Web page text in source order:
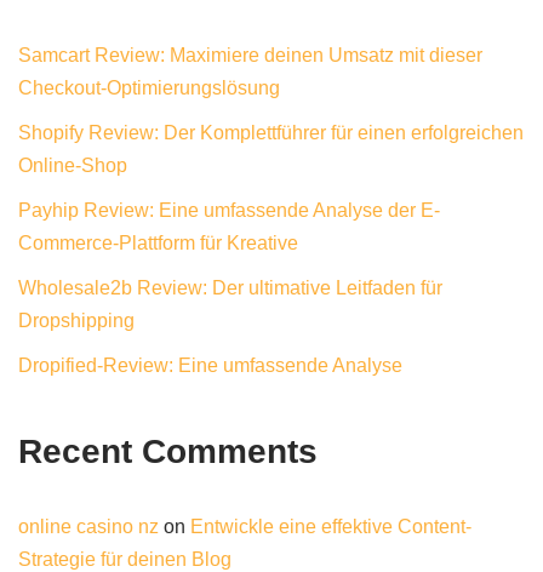
Samcart Review: Maximiere deinen Umsatz mit dieser
Checkout-Optimierungslösung
Shopify Review: Der Komplettführer für einen erfolgreichen
Online-Shop
Payhip Review: Eine umfassende Analyse der E-
Commerce-Plattform für Kreative
Wholesale2b Review: Der ultimative Leitfaden für
Dropshipping
Dropified-Review: Eine umfassende Analyse
Recent Comments
online casino nz on Entwickle eine effektive Content-
Strategie für deinen Blog